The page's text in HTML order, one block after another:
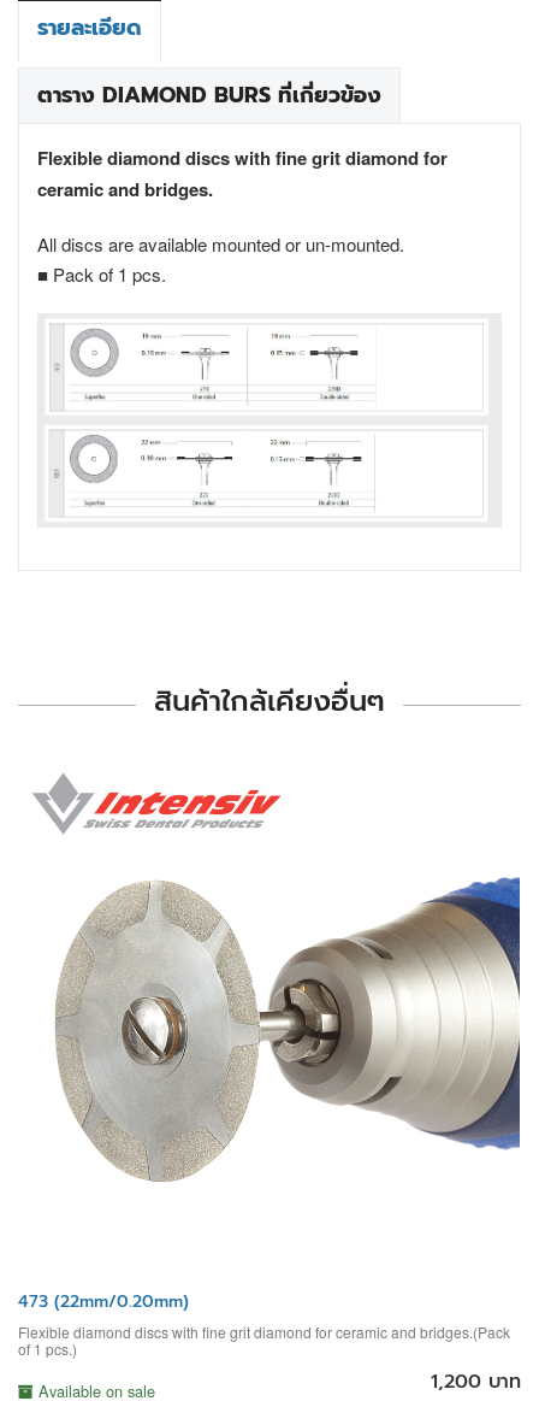
รายละเอียด
ตาราง DIAMOND BURS ที่เกี่ยวข้อง
Flexible diamond discs with fine grit diamond for
ceramic and bridges.
All discs are available mounted or un-mounted.
■ Pack of 1 pcs.
สินค้าใกล้เคียงอื่นๆ
473 (22mm/0.20mm)
Flexible diamond discs with fine grit diamond for ceramic and bridges.(Pack
of 1 pcs.)
Available on sale 1,200 บาท